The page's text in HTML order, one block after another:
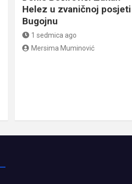
Helez u zvaničnoj posjeti
Bugojnu
1 sedmica ago
Mersima Muminović